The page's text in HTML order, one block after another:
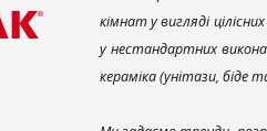
кімнат у вигляді
у нестандартних
кераміка (унітази, біде